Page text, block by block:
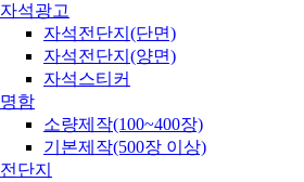
자석광고
자석전단지(단면)
자석전단지(양면)
자석스티커
명함
소량제작(100~400장)
기본제작(500장 이상)
전단지